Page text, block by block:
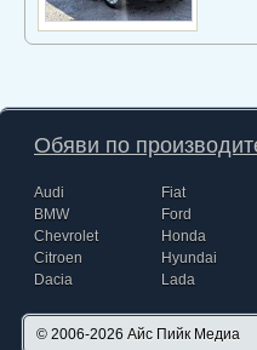
Обяви по
Audi
BMW
Chevrolet
Citroen
Dacia
Fiat
Ford
Honda
Hyundai
Lada
© 2006-2026 Айс Пийк Медиа